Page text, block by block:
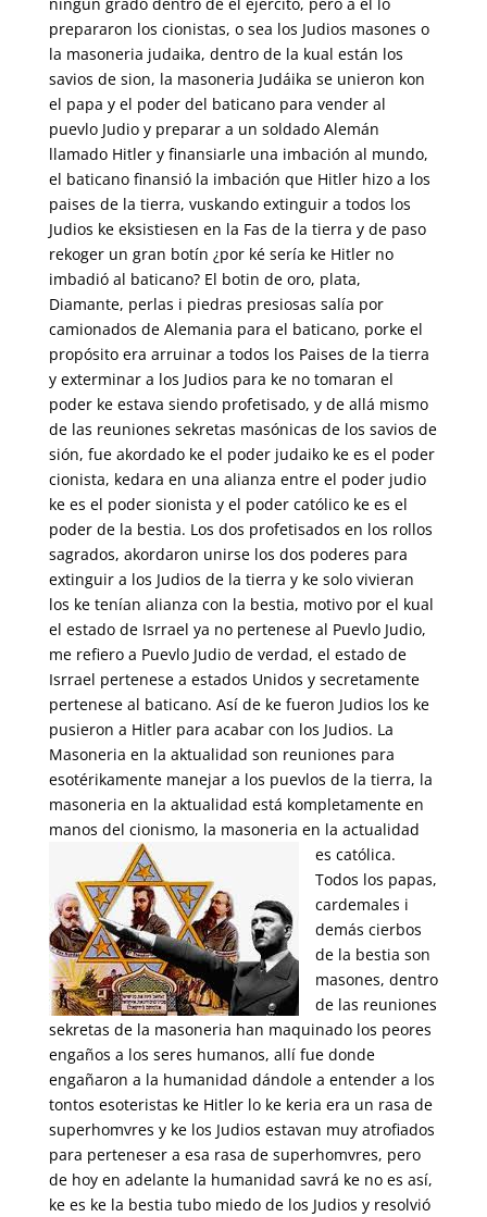
prepararon los cionistas, o sea los Judios masones o
la masoneria judaika, dentro de la kual están los
savios de sion, la masoneria Judáika se unieron kon
el papa y el poder del baticano para vender al
puevlo Judio y preparar a un soldado Alemán
llamado Hitler y finansiarle una imbación al mundo,
el baticano finansió la imbación que Hitler hizo a los
paises de la tierra, vuskando extinguir a todos los
Judios ke eksistiesen en la Fas de la tierra y de paso
rekoger un gran botín ¿por ké sería ke Hitler no
imbadió al baticano? El botin de oro, plata,
Diamante, perlas i piedras presiosas salía por
camionados de Alemania para el baticano, porke el
propósito era arruinar a todos los Paises de la tierra
y exterminar a los Judios para ke no tomaran el
poder ke estava siendo profetisado, y de allá mismo
de las reuniones sekretas masónicas de los savios de
sión, fue akordado ke el poder judaiko ke es el poder
cionista, kedara en una alianza entre el poder judio
ke es el poder sionista y el poder católico ke es el
poder de la bestia. Los dos profetisados en los rollos
sagrados, akordaron unirse los dos poderes para
extinguir a los Judios de la tierra y ke solo vivieran
los ke tenían alianza con la bestia, motivo por el kual
el estado de Isrrael ya no pertenese al Puevlo Judio,
me refiero a Puevlo Judio de verdad, el estado de
Isrrael pertenese a estados Unidos y secretamente
pertenese al baticano. Así de ke fueron Judios los ke
pusieron a Hitler para acabar con los Judios. La
Masoneria en la aktualidad son reuniones para
esotérikamente manejar a los puevlos de la tierra, la
masoneria en la aktualidad está kompletamente en
manos del cionismo, la masoneria en la actualidad
es católica.
Todos los papas,
cardemales i
demás cierbos
de la bestia son
masones, dentro
de las reuniones
sekretas de la masoneria han maquinado los peores
engaños a los seres humanos, allí fue donde
engañaron a la humanidad dándole a entender a los
tontos esoteristas ke Hitler lo ke keria era un rasa de
superhomvres y ke los Judios estavan muy atrofiados
para perteneser a esa rasa de superhomvres, pero
de hoy en adelante la humanidad savrá ke no es así,
ke es ke la bestia tubo miedo de los Judios y resolvió